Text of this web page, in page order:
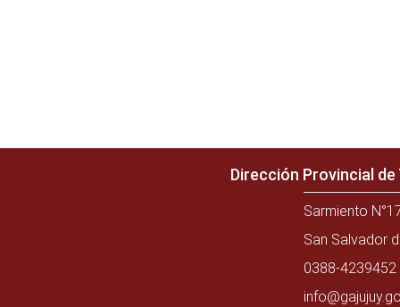
Dirección Provincial
Sarmiento
San Salvador
0388-